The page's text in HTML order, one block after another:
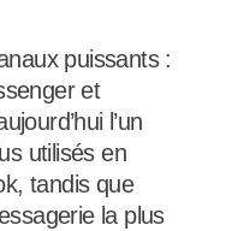
puissants :
et
l’un
utilisés en
tandis que
la plus